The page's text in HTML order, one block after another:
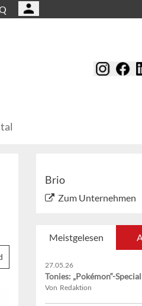
Brio
Zum Unternehmen
Meistgelesen
27.05.26
Tonies: „Pokémon“-
Von Redaktion